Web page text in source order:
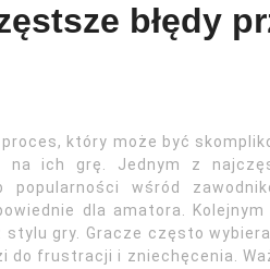
błędy
który może być
na ich grę. Jednym z
popularności wśród
dla amatora.
stylu gry. Gracze często
do frustracji i zniechęcenia.